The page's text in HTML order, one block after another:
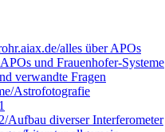
alles über APOs
und Frauenhofer-Systeme
verwandte Fragen
Astrofotografie
Aufbau diverser Interferometer